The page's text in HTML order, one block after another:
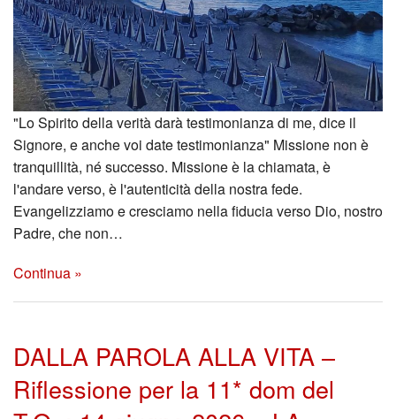
"Lo Spirito della verità darà testimonianza di me, dice il
Signore, e anche voi date testimonianza" Missione non è
tranquillità, né successo. Missione è la chiamata, è
l'andare verso, è l'autenticità della nostra fede.
Evangelizziamo e cresciamo nella fiducia verso Dio, nostro
Padre, che non…
Continua »
DALLA PAROLA ALLA VITA –
Riflessione per la 11* dom del